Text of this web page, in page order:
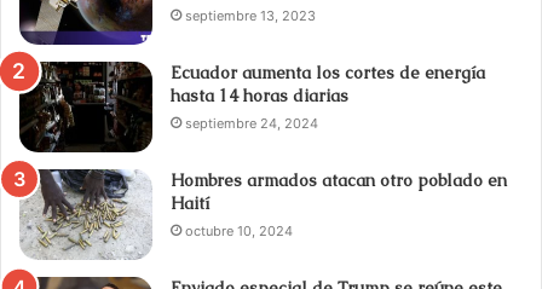
septiembre 13, 2023
Ecuador aumenta los cortes de energía
hasta 14 horas diarias
septiembre 24, 2024
Hombres armados atacan otro poblado en
Haití
octubre 10, 2024